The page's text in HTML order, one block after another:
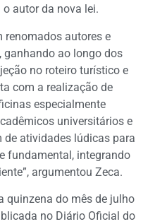
autor da nova lei.
renomados autores e
ganhando ao longo dos
no roteiro turístico e
com a realização de
especialmente
universitários e
de atividades lúdicas para
fundamental, integrando
argumentou Zeca.
quinzena do mês de julho
no Diário Oficial do